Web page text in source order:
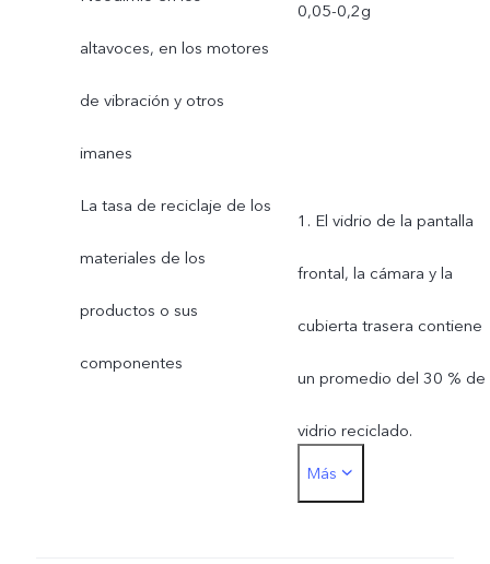
altavoces, en los motores
de vibración y otros
imanes
0,05-0,2g
La tasa de reciclaje de los
materiales de los
productos o sus
componentes
1. El vidrio de la pantalla
frontal, la cámara y la
cubierta trasera contiene
un promedio del 30 % de
vidrio reciclado.
2. Utilizamos un 20 por
Más